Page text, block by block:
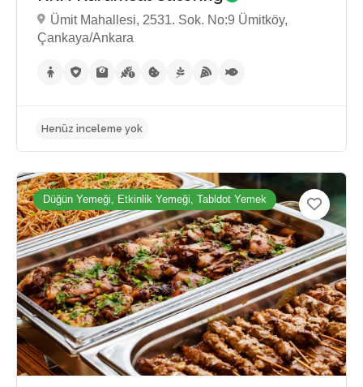
4.5
Ümit Mahallesi, 2531. Sok. No:9 Ümitköy,
Çankaya/Ankara
Düğün Yemeği, Etkinlik Yemeği, Tabldot Yemek